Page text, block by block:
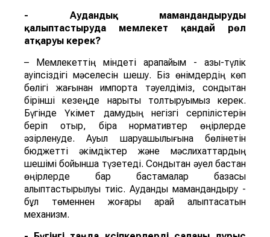
- Аудандық мамандандыруды
қалыптастыруда мемлекет қандай рөл
атқаруы керек?
– Мемлекеттің міндеті қарапайым - азық-түлік
қауіпсіздігі мәселесін шешу. Біз өнімдердің көп
бөлігі жағынан импортқа тәуелдіміз, сондықтан
бірінші кезеңде нарықты толтыруымыз керек.
Бүгінде Үкімет дамудың негізгі серпілістерін
беріп отыр, бірақ нормативтер өңірлерде
әзірленуде. Ауыл шаруашылығына бөлінетін
бюджетті әкімдіктер және мәслихаттардың
шешімі бойынша түзетеді. Сондықтан әуел бастан
өңірлерде бар бастамалар базасы
қалыптастырылуы тиіс. Аудандық мамандандыру -
бұл төменнен жоғары қарай қалыптасатын
механизм.